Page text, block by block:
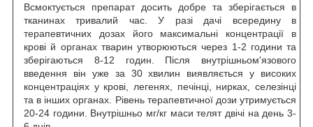
Всмоктується препарат досить добре та зберігається в
тканинах тривалий час. У разі дачі всередину в
терапевтичних дозах його максимальні концентрації в
крові й органах тварин утворюються через 1-2 години та
зберігаються 8-12 годин. Після внутрішньом'язового
введення він уже за 30 хвилин виявляється у високих
концентраціях у крові, легенях, печінці, нирках, селезінці
та в інших органах. Рівень терапевтичної дози утримується
20-24 години. Внутрішньо мг/кг маси телят двічі на день 3-